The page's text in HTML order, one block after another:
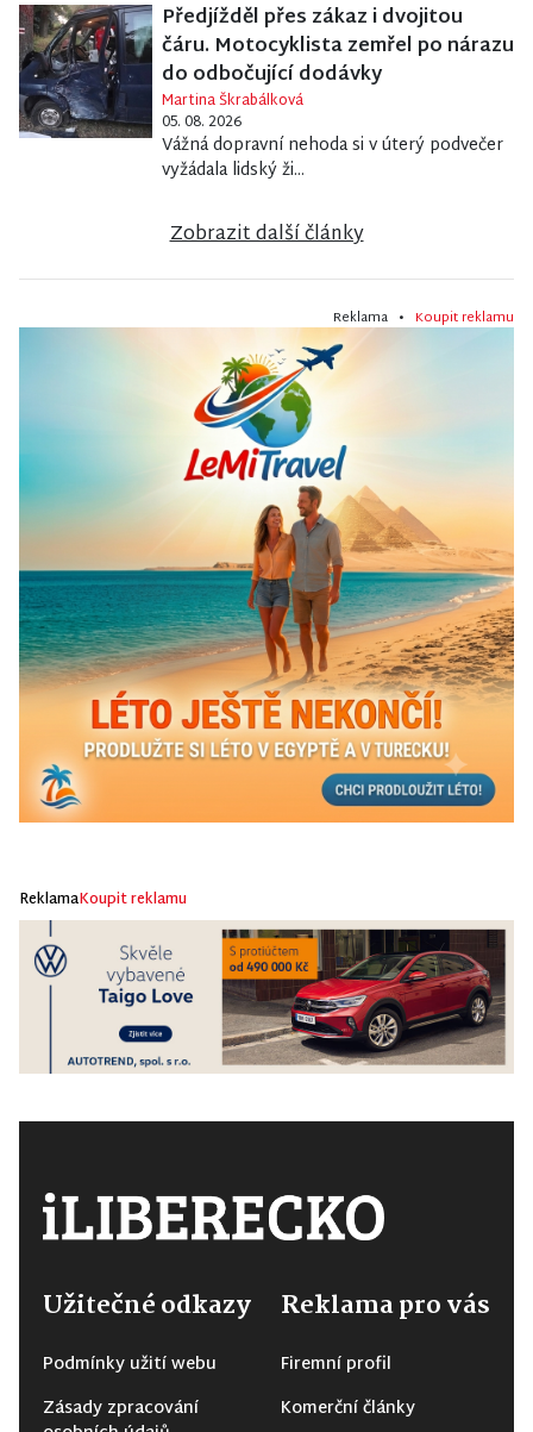
Předjížděl přes zákaz i dvojitou
čáru. Motocyklista zemřel po nárazu
do odbočující dodávky
Martina Škrabálková
05. 08. 2026
Vážná dopravní nehoda si v úterý podvečer
vyžádala lidský ži...
Zobrazit další články
Reklama • Koupit reklamu
ReklamaKoupit reklamu
Užitečné odkazy
Podmínky užití webu
Zásady zpracování
Reklama pro vás
Firemní profil
Komerční články